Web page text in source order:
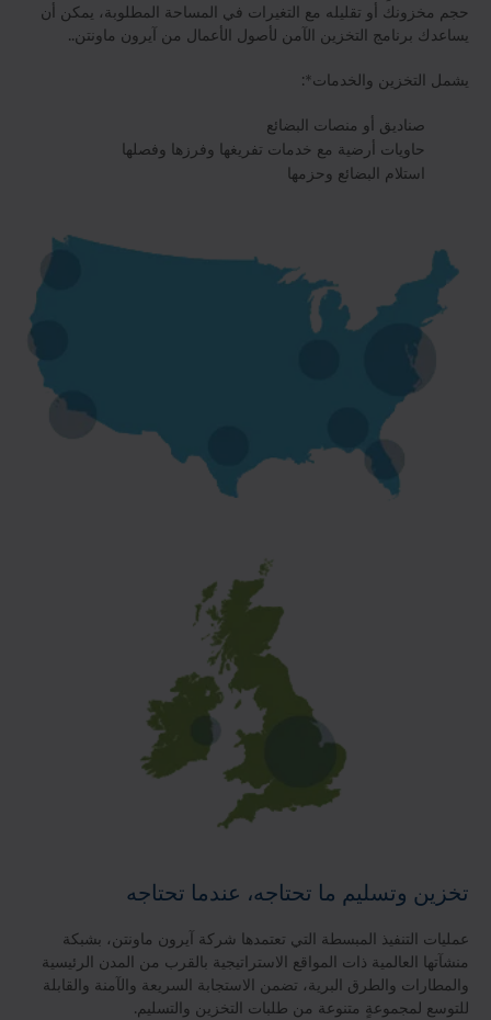
حجم مخزونك أو تقليله مع التغيرات في المساحة المطلوبة، يمكن أن
يساعدك برنامج التخزين الآمن لأصول الأعمال من آيرون ماونتن..
يشمل التخزين والخدمات*:
صناديق أو منصات البضائع
حاويات أرضية مع خدمات تفريغها وفرزها وفصلها
استلام البضائع وحزمها
تخزين وتسليم ما تحتاجه، عندما تحتاجه
عمليات التنفيذ المبسطة التي تعتمدها شركة آيرون ماونتن، بشبكة
منشآتها العالمية ذات المواقع الاستراتيجية بالقرب من المدن الرئيسية
والمطارات والطرق البرية، تضمن الاستجابة السريعة والآمنة والقابلة
للتوسع لمجموعةٍ متنوعة من طلبات التخزين والتسليم.